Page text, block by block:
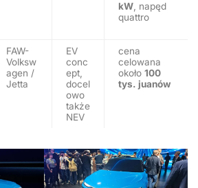
kW , napęd
quattro
FAW-
Volksw
agen /
Jetta
EV
conc
ept,
docel
owo
także
NEV
cena
celowana
około 100
tys. juanów